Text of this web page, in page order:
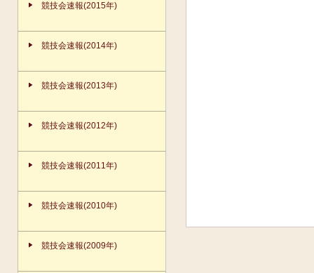
競技会速報(2015年)
競技会速報(2014年)
競技会速報(2013年)
競技会速報(2012年)
競技会速報(2011年)
競技会速報(2010年)
競技会速報(2009年)